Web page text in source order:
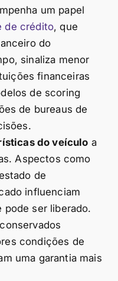
um papel
de crédito, que
do
sinaliza menor
financeiras
de scoring
de bureaus de
do veículo a
Aspectos como
de
influenciam
ser liberado.
condições de
uma garantia mais